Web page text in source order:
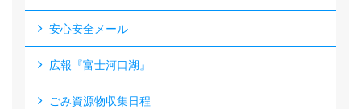
安心安全メール
広報『富士河口湖』
ごみ資源物収集日程